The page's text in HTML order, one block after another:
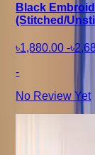
Black
(Stitched/
৳1,880.00 -
-
No Review Yet